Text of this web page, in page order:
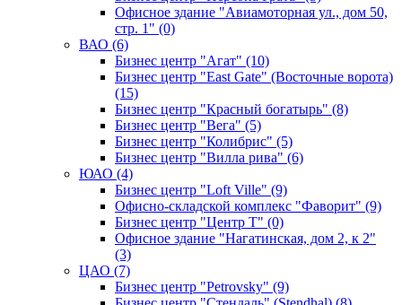
Офисное здание "Авиамоторная ул., дом 50,
стр. 1" (0)
ВАО (6)
Бизнес центр "Агат" (10)
Бизнес центр "East Gate" (Восточные ворота)
(15)
Бизнес центр "Красный богатырь" (8)
Бизнес центр "Вега" (5)
Бизнес центр "Колибрис" (5)
Бизнес центр "Вилла рива" (6)
ЮАО (4)
Бизнес центр "Loft Ville" (9)
Офисно-складской комплекс "Фаворит" (9)
Бизнес центр "Центр Т" (0)
Офисное здание "Нагатинская, дом 2, к 2"
(3)
ЦАО (7)
Бизнес центр "Petrovsky" (9)